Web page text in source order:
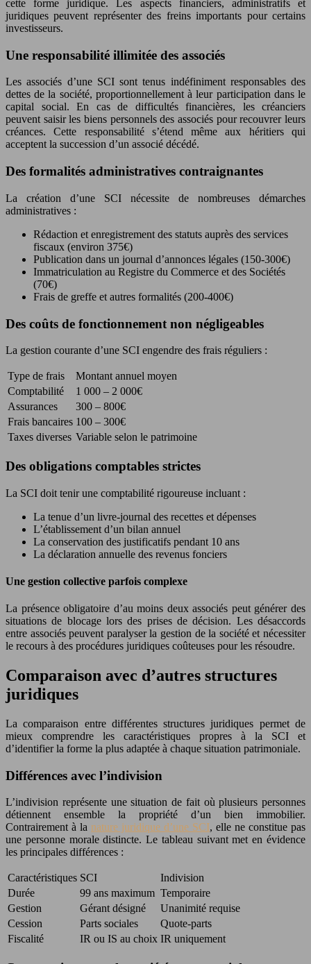
cette forme juridique. Les aspects financiers, administratifs et
juridiques peuvent représenter des freins importants pour certains
investisseurs.
Une responsabilité illimitée des associés
Les associés d’une SCI sont tenus indéfiniment responsables des
dettes de la société, proportionnellement à leur participation dans le
capital social. En cas de difficultés financières, les créanciers
peuvent saisir les biens personnels des associés pour recouvrer leurs
créances. Cette responsabilité s’étend même aux héritiers qui
acceptent la succession d’un associé décédé.
Des formalités administratives contraignantes
La création d’une SCI nécessite de nombreuses démarches
administratives :
Rédaction et enregistrement des statuts auprès des services
fiscaux (environ 375€)
Publication dans un journal d’annonces légales (150-300€)
Immatriculation au Registre du Commerce et des Sociétés
(70€)
Frais de greffe et autres formalités (200-400€)
Des coûts de fonctionnement non négligeables
La gestion courante d’une SCI engendre des frais réguliers :
Type de frais
Montant annuel moyen
Comptabilité
1 000 – 2 000€
Assurances
300 – 800€
Frais bancaires 100 – 300€
Taxes diverses Variable selon le patrimoine
Des obligations comptables strictes
La SCI doit tenir une comptabilité rigoureuse incluant :
La tenue d’un livre-journal des recettes et dépenses
L’établissement d’un bilan annuel
La conservation des justificatifs pendant 10 ans
La déclaration annuelle des revenus fonciers
Une gestion collective parfois complexe
La présence obligatoire d’au moins deux associés peut générer des
situations de blocage lors des prises de décision. Les désaccords
entre associés peuvent paralyser la gestion de la société et nécessiter
le recours à des procédures juridiques coûteuses pour les résoudre.
Comparaison avec d’autres structures
juridiques
La comparaison entre différentes structures juridiques permet de
mieux comprendre les caractéristiques propres à la SCI et
d’identifier la forme la plus adaptée à chaque situation patrimoniale.
Différences avec l’indivision
L’indivision représente une situation de fait où plusieurs personnes
détiennent ensemble la propriété d’un bien immobilier.
Contrairement à la nature juridique d’une SCI, elle ne constitue pas
une personne morale distincte. Le tableau suivant met en évidence
les principales différences :
Caractéristiques SCI
Indivision
Durée
99 ans maximum Temporaire
Gestion
Gérant désigné
Unanimité requise
Cession
Parts sociales
Quote-parts
Fiscalité
IR ou IS au choix IR uniquement